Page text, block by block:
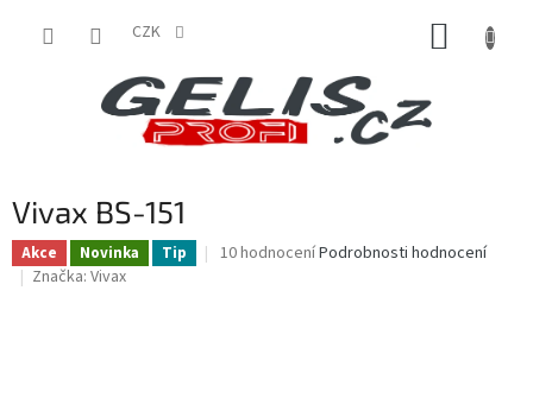
CZK
Vivax BS-151
Akce Novinka Tip
Průměrné
10 hodnoceníPodrobnosti hodnocení
Značka: Vivax